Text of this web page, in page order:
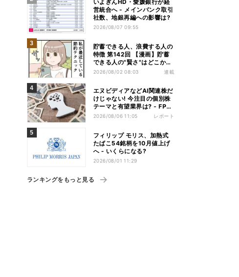
いよぎんHD・愛媛銀行が経
営統合へ - メインバンク取引
社数、地銀再編への影響は?
2026/08/07 09:55
貯蓄できる人、浪費する人の
特徴 第142回 【漫画】貯蓄
できる人の"賢さ"はどこか
ら? スーパーでの意外な習慣
2026/08/02 08:03 連載
エヌビディアなどAI関連株だ
けじゃない! 今注目の個別株
テーマと有望業界は? - FP解
説
2026/08/06 11:05 レポート
フィリップ モリス、加熱式
たばこ54銘柄を10月値上げ
へ - いくらになる?
2026/08/01 11:29
ランキングをもっと見る